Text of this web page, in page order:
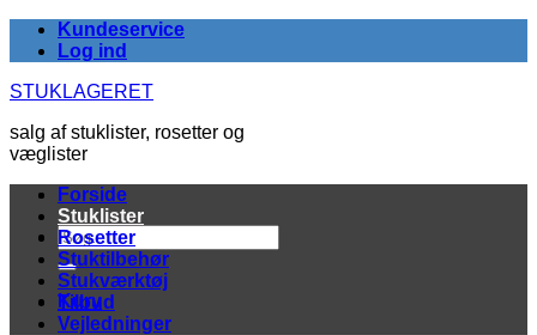
FortsætKundeservice
Log ind
STUKLAGERET
salg af stuklister, rosetter og
væglister
Søg
efter:
Kurv
Forside
Stuklister
Rosetter
Stuktilbehør
Stukværktøj
Tilbud
Vejledninger